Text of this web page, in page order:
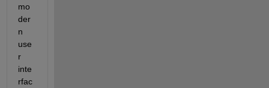
mo
der
n
use
r
inte
rfac